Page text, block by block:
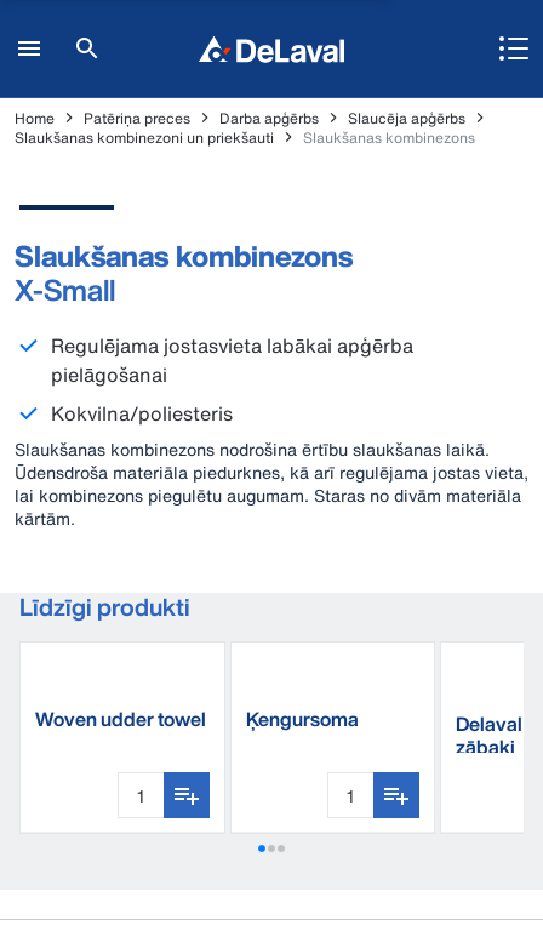
Home Patēriņa preces Darba apģērbs
Slaucēja apģērbs
Slaukšanas kombinezoni un priekšauti
Slaukšanas kombinezons
Slaukšanas kombinezons
X-Small
Regulējama jostasvieta labākai apģērba
pielāgošanai
Kokvilna/poliesteris
Slaukšanas kombinezons nodrošina ērtību slaukšanas laikā.
Ūdensdroša materiāla piedurknes, kā arī regulējama jostas vieta,
lai kombinezons piegulētu augumam. Staras no divām materiāla
kārtām.
Līdzīgi produkti
Woven udder towel Ķengursoma Delaval
zābaki